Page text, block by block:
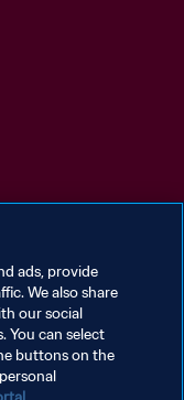
ads, provide
We also share
our social
You can select
buttons on the